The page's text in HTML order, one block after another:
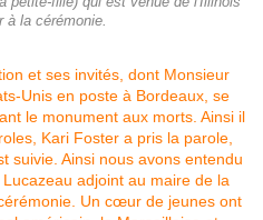
à la cérémonie.